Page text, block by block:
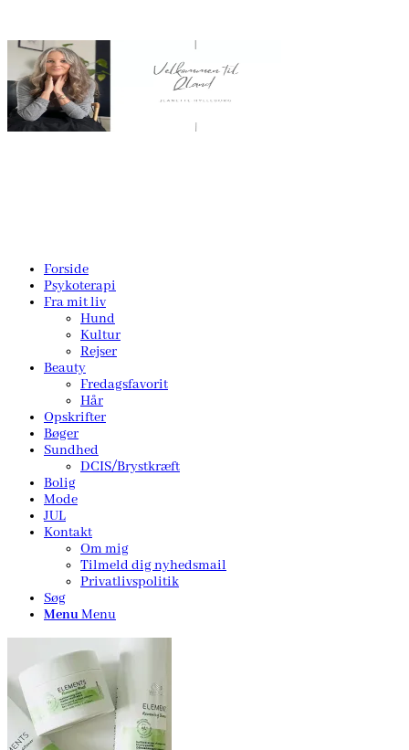
Forside
Psykoterapi
Fra mit liv
Hund
Kultur
Rejser
Beauty
Fredagsfavorit
Hår
Opskrifter
Bøger
Sundhed
DCIS/Brystkræft
Bolig
Mode
JUL
Kontakt
Om mig
Tilmeld dig nyhedsmail
Privatlivspolitik
Søg
MenuMenu